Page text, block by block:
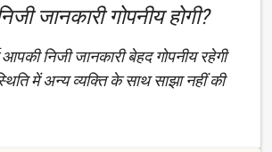
जानकारी गोपनीय होगी?
निजी जानकारी बेहद गोपनीय रहेगी
में अन्य व्यक्ति के साथ साझा नहीं की